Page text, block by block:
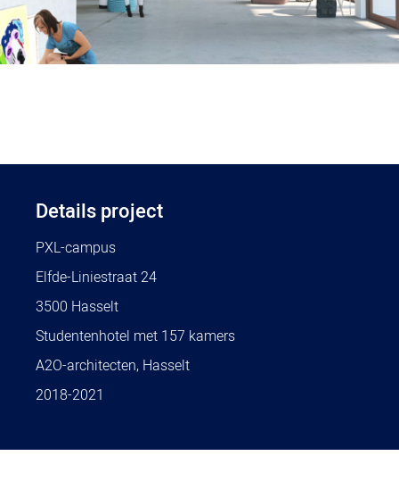
Details project
PXL-campus
Elfde-Liniestraat 24
3500 Hasselt
Studentenhotel met 157 kamers
A2O-architecten, Hasselt
2018-2021